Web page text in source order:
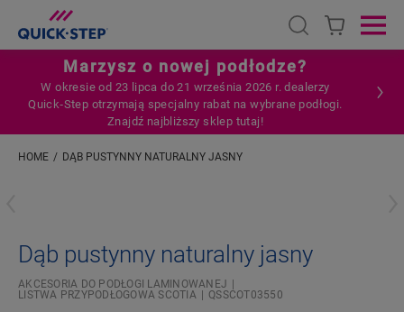
Open search
Marzysz o nowej podłodze?
W okresie od 23 lipca do 21 września 2026 r. dealerzy
Quick‑Step otrzymają specjalny rabat na wybrane podłogi.
Znajdź najbliższy sklep tutaj!
HOME DĄB PUSTYNNY NATURALNY JASNY
Dąb pustynny naturalny jasny
AKCESORIA DO PODŁOGI LAMINOWANEJ
LISTWA PRZYPODŁOGOWA SCOTIA
QSSCOT03550